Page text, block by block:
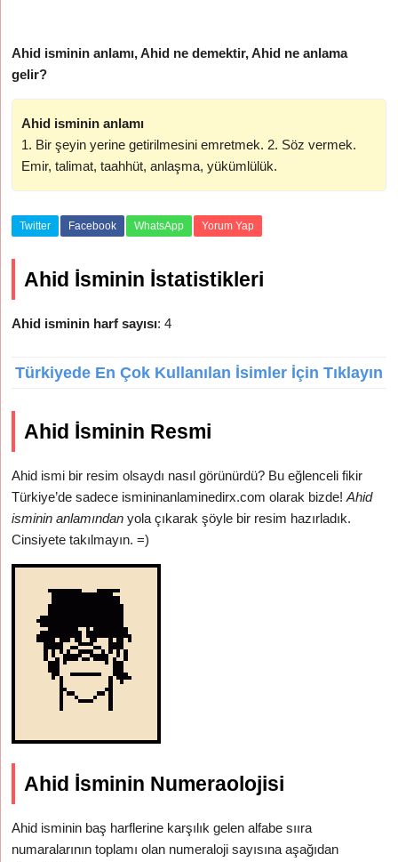
Ahid isminin anlamı, Ahid ne demektir, Ahid ne anlama
gelir?
Ahid isminin anlamı
1. Bir şeyin yerine getirilmesini emretmek. 2. Söz vermek.
Emir, talimat, taahhüt, anlaşma, yükümlülük.
Twitter Facebook WhatsApp Yorum Yap
Ahid İsminin İstatistikleri
Ahid isminin harf sayısı: 4
Türkiyede En Çok Kullanılan İsimler İçin Tıklayın
Ahid İsminin Resmi
Ahid ismi bir resim olsaydı nasıl görünürdü? Bu eğlenceli fikir
Türkiye’de sadece ismininanlaminedirx.com olarak bizde!Ahid
isminin anlamından yola çıkarak şöyle bir resim hazırladık.
Cinsiyete takılmayın. =)
Ahid İsminin Numeraolojisi
Ahid isminin baş harflerine karşılık gelen alfabe sııra
numaralarının toplamı olan numeraloji sayısına aşağıdan